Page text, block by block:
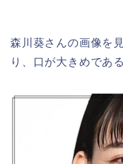
森川葵さんの画像を
り、口が大きめであ